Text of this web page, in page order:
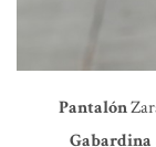
Pantalón
Gabardina